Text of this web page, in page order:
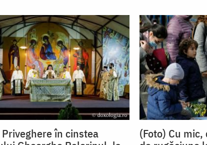
Priveghere în cinstea
(Foto) Cu